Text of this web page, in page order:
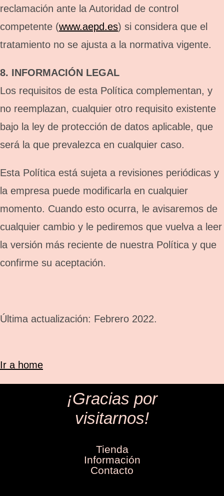
reclamación ante la Autoridad de control
competente (www.aepd.es) si considera que el
tratamiento no se ajusta a la normativa vigente.
8. INFORMACIÓN LEGAL
Los requisitos de esta Política complementan, y
no reemplazan, cualquier otro requisito existente
bajo la ley de protección de datos aplicable, que
será la que prevalezca en cualquier caso.
Esta Política está sujeta a revisiones periódicas y
la empresa puede modificarla en cualquier
momento. Cuando esto ocurra, le avisaremos de
cualquier cambio y le pediremos que vuelva a leer
la versión más reciente de nuestra Política y que
confirme su aceptación.
Última actualización: Febrero 2022.
Ir a home
¡Gracias por
visitarnos!
Tienda
Información
Contacto